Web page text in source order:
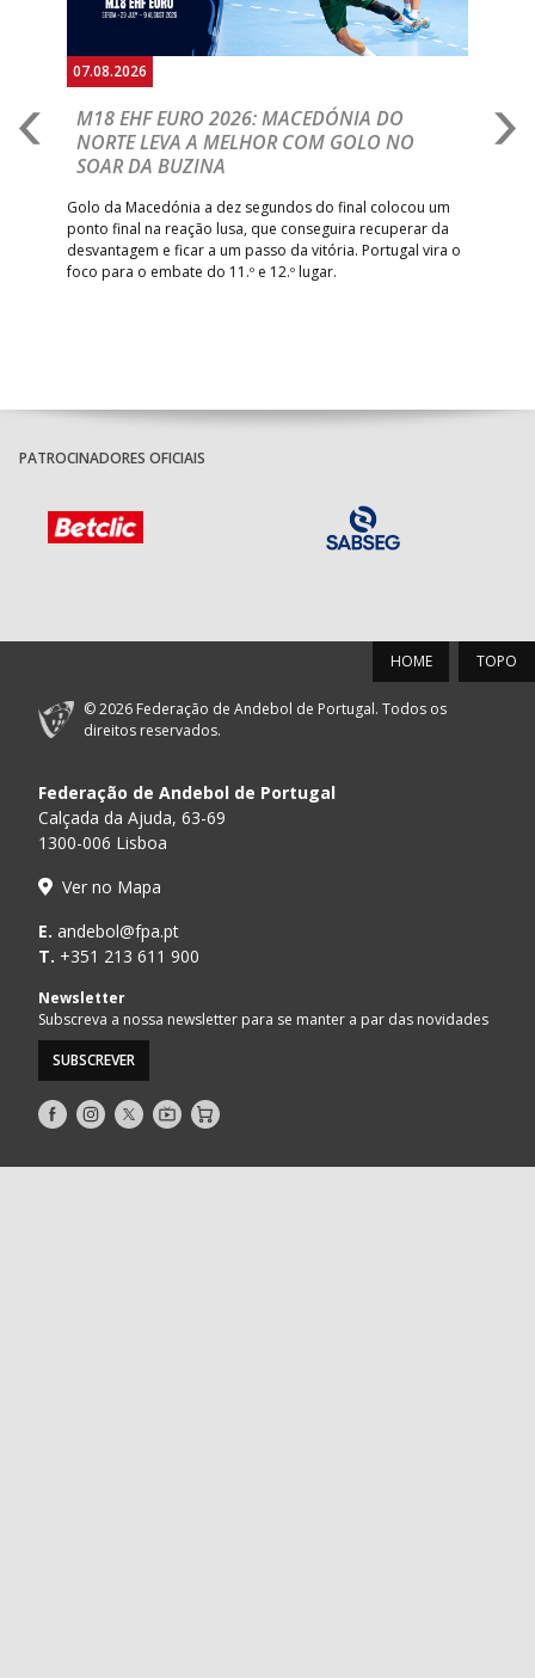
07.08.2026
M18 EHF EURO 2026: MACEDÓNIA DO
NORTE LEVA A MELHOR COM GOLO NO
SOAR DA BUZINA
Golo da Macedónia a dez segundos do final colocou um
ponto final na reação lusa, que conseguira recuperar da
desvantagem e ficar a um passo da vitória. Portugal vira o
foco para o embate do 11.º e 12.º lugar.
PATROCINADORES OFICIAIS
TOPO
HOME
© 2026 Federação de Andebol de Portugal. Todos os
direitos reservados.
Federação de Andebol de Portugal
Calçada da Ajuda, 63-69
1300-006 Lisboa
Ver no Mapa
E. andebol@fpa.pt
T. +351 213 611 900
Newsletter
Subscreva a nossa newsletter para se manter a par das novidades
SUBSCREVER
Siga-
nos
no
Siga-
nos
no
Siga-
nos
no
AndebolTV
Loja